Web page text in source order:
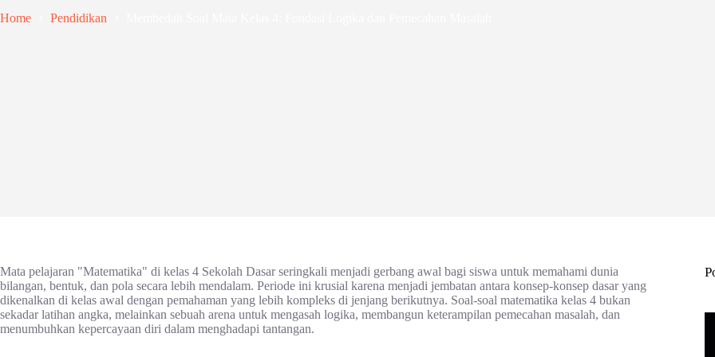
Home Pendidikan
Mata pelajaran "Matematika" di kelas 4 Sekolah Dasar seringkali menjadi gerbang awal bagi siswa untuk memahami dunia
bilangan, bentuk, dan pola secara lebih mendalam. Periode ini krusial karena menjadi jembatan antara konsep-konsep dasar yang
dikenalkan di kelas awal dengan pemahaman yang lebih kompleks di jenjang berikutnya. Soal-soal matematika kelas 4 bukan
sekadar latihan angka, melainkan sebuah arena untuk mengasah logika, membangun keterampilan pemecahan masalah, dan
menumbuhkan kepercayaan diri dalam menghadapi tantangan.